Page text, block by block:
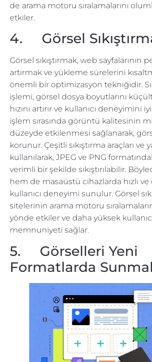
de arama motoru sıralamalarını
etkiler.
4. Görsel
Görsel sıkıştırmak, web sayfalarının
artırmak ve yükleme sürelerini
önemli bir optimizasyon tekniğidir.
işlemi, görsel dosya boyutlarını
hızını artırır ve kullanıcı deneyimini
işlem sırasında görüntü kalitesinin
düzeyde etkilenmesi sağlanarak,
korunur. Çeşitli sıkıştırma araçları ve
kullanılarak, JPEG ve PNG
verimli bir şekilde sıkıştırılabilir.
hem de masaüstü cihazlarda hızlı
kullanıcı deneyimi sunulur. Görsel
sitelerinin arama motoru
yönde etkiler ve daha yüksek
memnuniyeti sağlar.
5. Görselleri Yeni
Formatlarda